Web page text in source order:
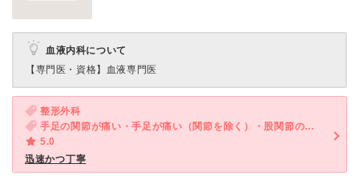
血液内科について
【専門医・資格】 血液専門医
整形外科
手足の関節が痛い・手足が痛い（関節を除く）・股関節の痛み
5.0
迅速かつ丁寧